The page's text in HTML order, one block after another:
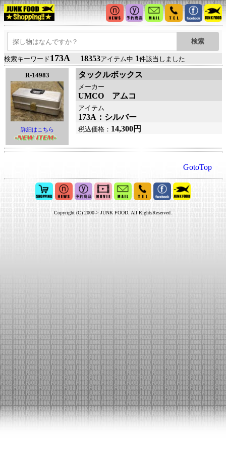
検索キーワード173A 18353アイテム中 1件該当しました
R-14983
詳細はこちら
タックルボックス
メーカー
UMCO アムコ
アイテム
173A：シルバー
税込価格： 14,300円
GotoTop
Copyright (C) 2000-> JUNK FOOD. All RightsReserved.